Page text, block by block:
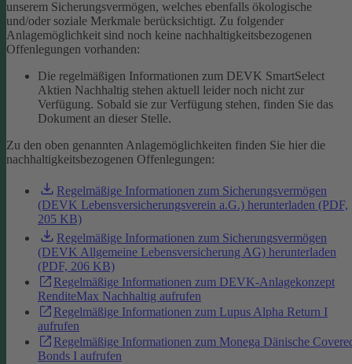
unserem Sicherungsvermögen, welches ebenfalls ökologische
und/oder soziale Merkmale berücksichtigt. Zu folgender
Anlagemöglichkeit sind noch keine nachhaltigkeitsbezogenen
Offenlegungen vorhanden:
Die regelmäßigen Informationen zum DEVK SmartSelect
Aktien Nachhaltig stehen aktuell leider noch nicht zur
Verfügung. Sobald sie zur Verfügung stehen, finden Sie das
Dokument an dieser Stelle.
Zu den oben genannten Anlagemöglichkeiten finden Sie hier die
nachhaltigkeitsbezogenen Offenlegungen:
Regelmäßige Informationen zum Sicherungsvermögen
(DEVK Lebensversicherungsverein a.G.) herunterladen (PDF,
205 KB)
Regelmäßige Informationen zum Sicherungsvermögen
(DEVK Allgemeine Lebensversicherung AG) herunterladen
(PDF, 206 KB)
Regelmäßige Informationen zum DEVK-Anlagekonzept
RenditeMax Nachhaltig aufrufen
Regelmäßige Informationen zum Lupus Alpha Return I
aufrufen
Regelmäßige Informationen zum Monega Dänische
Bonds I aufrufen